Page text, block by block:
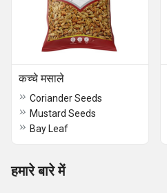
कच्चे मसाले
Coriander Seeds
Mustard Seeds
Bay Leaf
हमारे बारे में